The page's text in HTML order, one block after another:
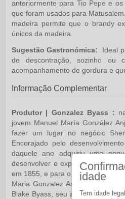
anteriormente para Tio Pepe e
que foram usados para
madeira permite que o brandy
únicos da madeira.
Sugestão Gastronómica: Ideal
de descontração, sozinho ou
acompanhamento de gordura e
Informação Complementar
Produtor | Gonzalez Byass :
jovem Manuel María González
fazer um lugar no negócio
Encorajado pelo
daquele ano adquiriu uma
desenvolver e exportar seus
em 1855, e para o crescente
Maria Gonzalez Anjo decidiu
Blake Byass, seu agente na
idade
Tem idade